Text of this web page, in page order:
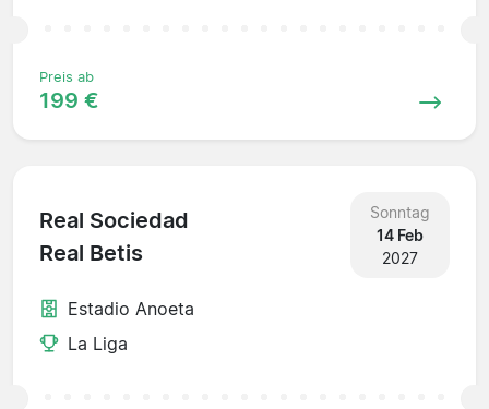
Preis ab
199 €
Real Sociedad
Real Betis
Sonntag
14 Feb
2027
Estadio Anoeta
La Liga